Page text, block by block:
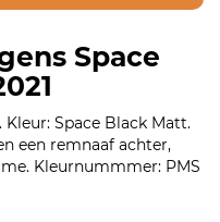
Space
Space Black Matt.
een remnaaf achter,
Kleurnummmer: PMS